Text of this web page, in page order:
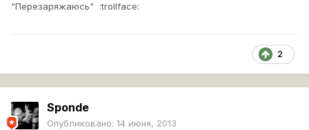
"Перезаряжаюсь" :trollface:
2
Sponde
Опубликовано: 14 июня, 2013